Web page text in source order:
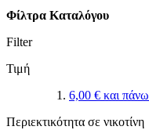
Φίλτρα Καταλόγου
Filter
Τιμή
6,00 € και πάνω
Περιεκτικότητα σε νικοτίνη